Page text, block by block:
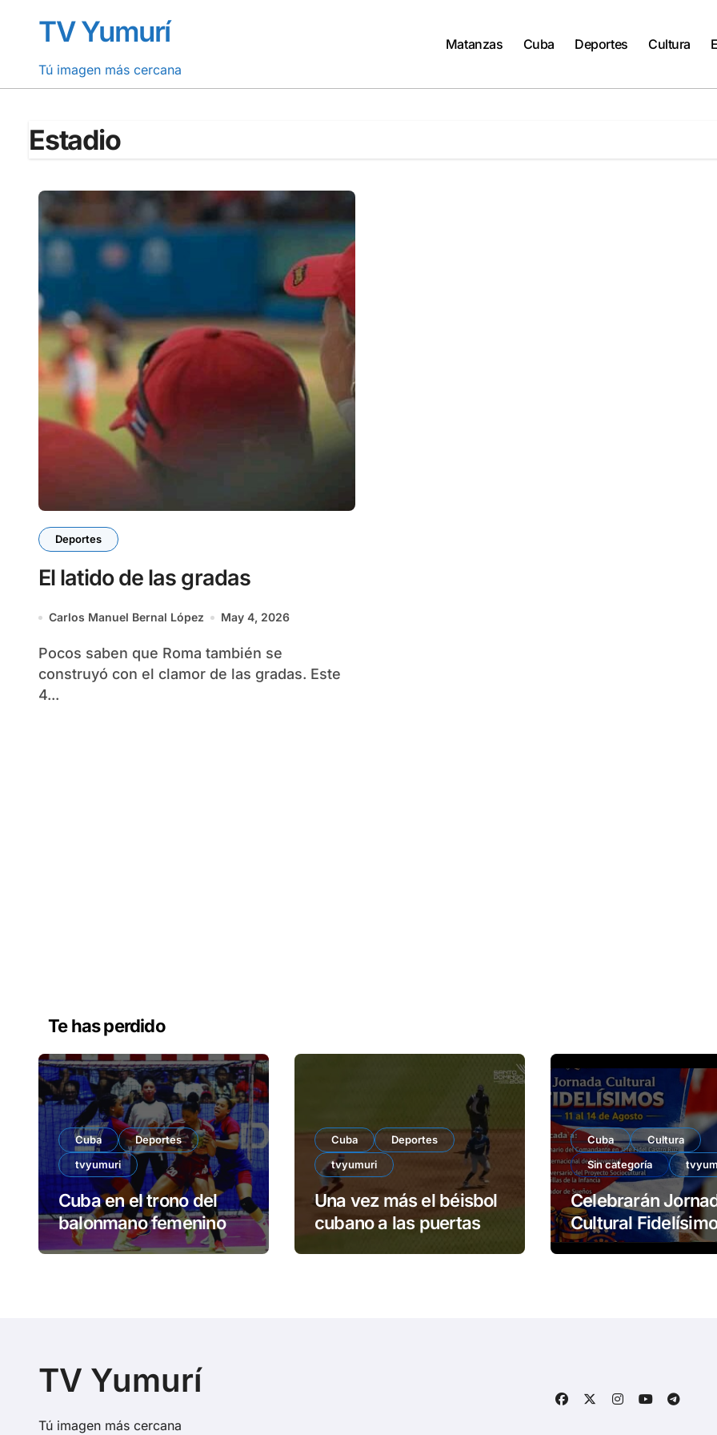
contenidoTV Yumurí
Tú imagen más cercana
Matanzas Cuba Deportes Cultura
Estadio
Deportes
El latido de las gradas
Carlos Manuel Bernal López May 4, 2026
Pocos saben que Roma también se
construyó con el clamor de las gradas. Este
4...
Te has perdido
Cuba
Deportes
tvyumuri
Cuba en el trono del
balonmano femenino
Cuba
Deportes
tvyumuri
Una vez más el béisbol
cubano a las puertas
Cuba
Cultura
Sin categoría
Celebrarán
Cultural Fidelísimos
Matanzas
TV Yumurí
Tú imagen más cercana